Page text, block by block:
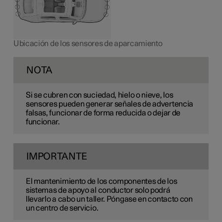
Ubicación de los sensores de aparcamiento
NOTA
Si se cubren con suciedad, hielo o nieve, los
sensores pueden generar señales de advertencia
falsas, funcionar de forma reducida o dejar de
funcionar.
IMPORTANTE
El mantenimiento de los componentes de los
sistemas de apoyo al conductor solo podrá
llevarlo a cabo un taller. Póngase en contacto con
un centro de servicio.